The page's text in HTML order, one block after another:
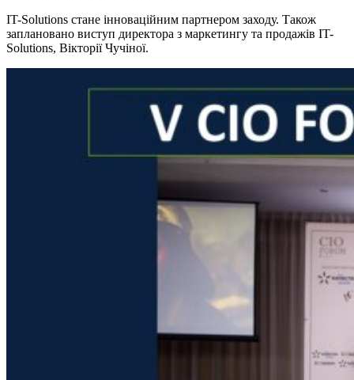
IT-Solutions стане інноваційним партнером заходу. Також
заплановано виступ директора з маркетингу та продажів IT-
Solutions, Вікторії Чучіної.